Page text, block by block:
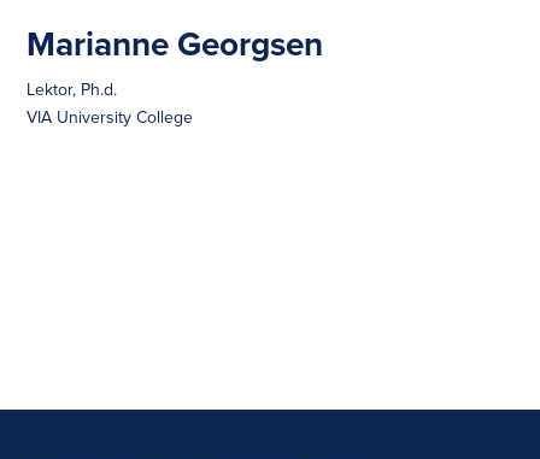
Marianne Georgsen
Lektor, Ph.d.
VIA University College